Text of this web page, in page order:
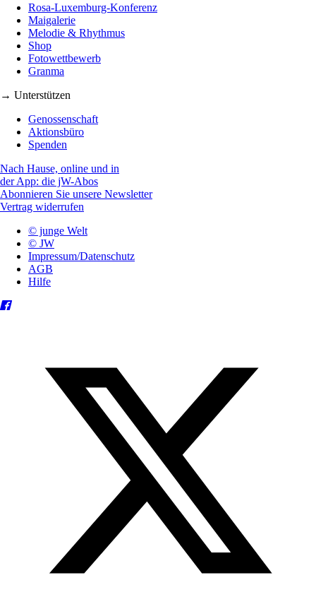
Rosa-Luxemburg-Konferenz
Maigalerie
Melodie & Rhythmus
Shop
Fotowettbewerb
Granma
→ Unterstützen
Genossenschaft
Aktionsbüro
Spenden
Nach Hause, online und in
der App: die jW-Abos
Abonnieren Sie unsere Newsletter
Vertrag widerrufen
© junge Welt
© JW
Impressum/Datenschutz
AGB
Hilfe